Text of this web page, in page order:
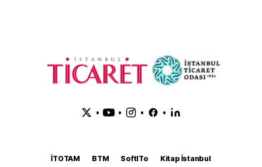
• • • •
İTOTAM BTM SoftITo
Kitap İstanbul